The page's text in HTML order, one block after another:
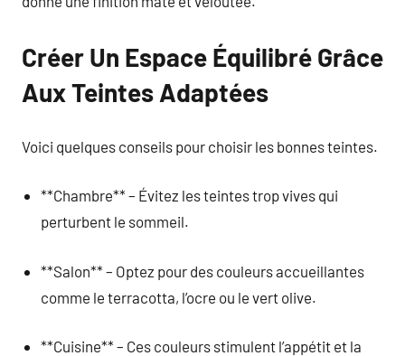
Créer Un Espace Équilibré Grâce
Aux Teintes Adaptées
Voici quelques conseils pour choisir les bonnes teintes.
**Chambre** – Évitez les teintes trop vives qui
perturbent le sommeil.
**Salon** – Optez pour des couleurs accueillantes
comme le terracotta, l’ocre ou le vert olive.
**Cuisine** – Ces couleurs stimulent l’appétit et la